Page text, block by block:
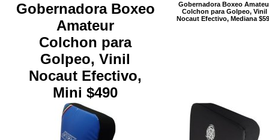
Gobernadora Boxeo
Amateur
Colchon para
Golpeo, Vinil
Nocaut Efectivo,
Mini $490
Gobernadora Boxeo
Colchon para Golpeo, Vinil
Nocaut Efectivo, Mediana